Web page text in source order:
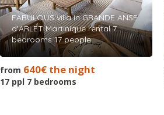
FABULOUS villa in GRANDE ANSE
d'ARLET Martinique rental 7
bedrooms 17 people
from 640€ the night
17 ppl 7 bedrooms